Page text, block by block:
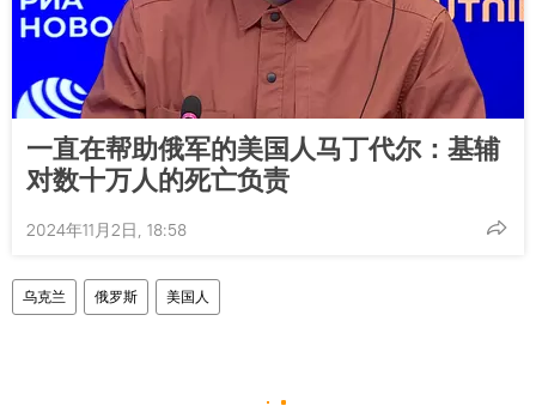
一直在帮助俄军的美国人马丁代尔：基辅
对数十万人的死亡负责
2024年11月2日, 18:58
乌克兰 俄罗斯 美国人